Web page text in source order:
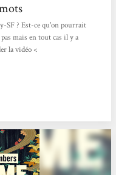
SF ? Est-ce qu'on pourrait
mais en tout cas il y a
la vidéo <